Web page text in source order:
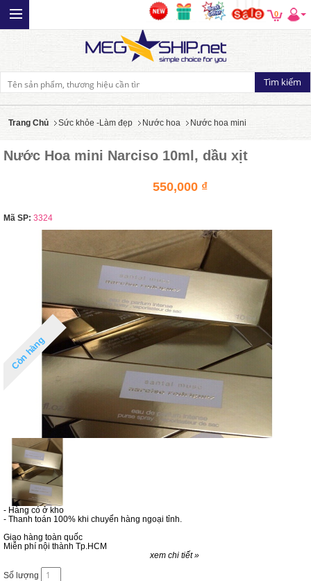
0
Trang Chủ Sức khỏe -Làm đẹp Nước hoa Nước hoa mini
Nước Hoa mini Narciso 10ml, dầu xịt
550,000 ₫
Mã SP: 3324
Còn hàng
- Hàng có ở kho
- Thanh toán 100% khi chuyển hàng ngoại tỉnh.
Giao hàng toàn quốc
Miễn phí nội thành Tp.HCM
xem chi tiết »
Số lượng